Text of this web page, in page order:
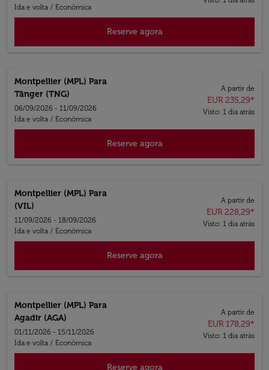
Ida e volta / Econômica
Reserve agora
Montpellier (MPL) Para
Tânger (TNG)
06/09/2026 - 11/09/2026
Ida e volta / Econômica
A partir de
EUR 235,29*
Visto: 1 dia atrás
Reserve agora
Montpellier (MPL) Para
(VIL)
11/09/2026 - 18/09/2026
Ida e volta / Econômica
A partir de
EUR 228,29*
Visto: 1 dia atrás
Reserve agora
Montpellier (MPL) Para
Agadir (AGA)
01/11/2026 - 15/11/2026
Ida e volta / Econômica
A partir de
EUR 178,29*
Visto: 1 dia atrás
Reserve agora